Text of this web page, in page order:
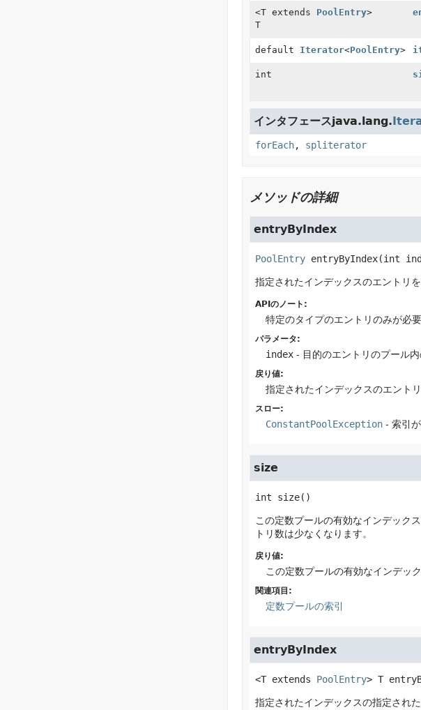
<T extends PoolEntry>
T
default Iterator<PoolEntry>
int
インタフェースjava.lang.
forEach, spliterator
メソッドの詳細
entryByIndex
PoolEntry entryByIndex(int
指定されたインデックスのエントリを
APIのノート:
特定のタイプのエントリのみが必要
パラメータ:
index- 目的のエントリのプール内
戻り値:
指定されたインデックスのエントリ
スロー:
ConstantPoolException- 索引が
size
int size()
この定数プールの有効なインデック
トリ数は少なくなります。
戻り値:
この定数プールの有効なインデッ
関連項目:
定数プールの索引
entryByIndex
<T extends PoolEntry> T
指定されたインデックスの指定され